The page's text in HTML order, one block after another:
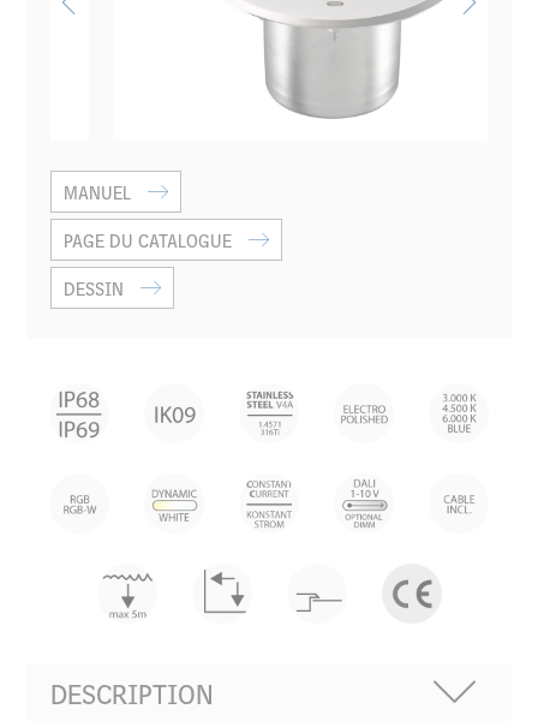
MANUEL
PAGE DU CATALOGUE
DESSIN
DESCRIPTION